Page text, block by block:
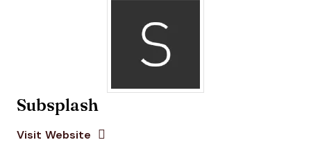
Subsplash
Visit Website Opens New Window